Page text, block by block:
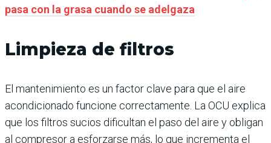
pasa con la grasa cuando se adelgaza
Limpieza de filtros
El mantenimiento es un factor clave para que el aire
acondicionado funcione correctamente. La OCU explica
que los filtros sucios dificultan el paso del aire y obligan
al compresor a esforzarse más, lo que incrementa el